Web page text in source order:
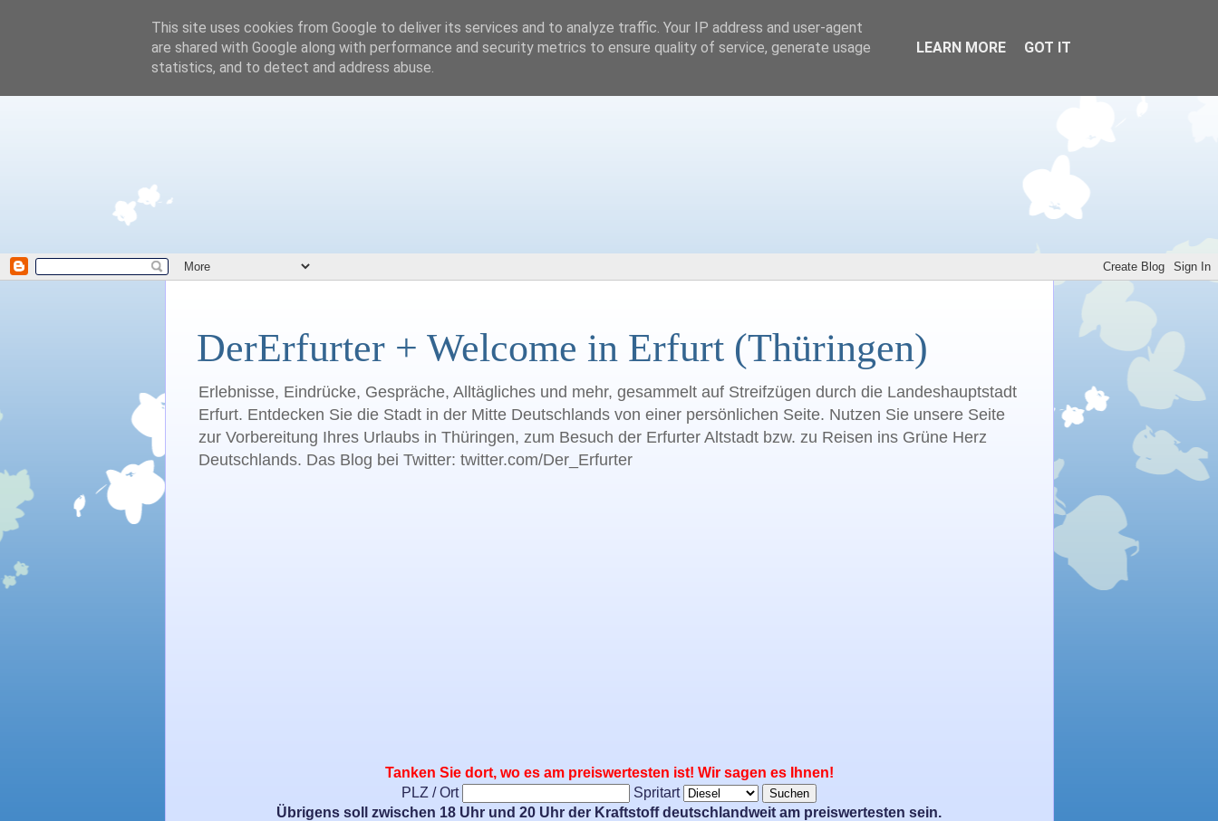
DerErfurter + Welcome in Erfurt (Thüringen)
Erlebnisse, Eindrücke, Gespräche, Alltägliches und mehr, gesammelt auf Streifzügen durch die Landeshauptstadt
Erfurt. Entdecken Sie die Stadt in der Mitte Deutschlands von einer persönlichen Seite. Nutzen Sie unsere Seite
zur Vorbereitung Ihres Urlaubs in Thüringen, zum Besuch der Erfurter Altstadt bzw. zu Reisen ins Grüne Herz
Deutschlands. Das Blog bei Twitter: twitter.com/Der_Erfurter
Tanken Sie dort, wo es am preiswertesten ist! Wir sagen es Ihnen!
PLZ / Ort
Spritart Suchen
Übrigens soll zwischen 18 Uhr und 20 Uhr der Kraftstoff deutschlandweit am preiswertesten sein.
This site uses cookies from Google to deliver its services and to analyze traffic. Your IP address and user-agent
are shared with Google along with performance and security metrics to ensure quality of service, generate usage
statistics, and to detect and address abuse.
LEARN MORE GOT IT